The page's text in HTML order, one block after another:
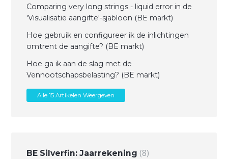
Comparing very long strings - liquid error in de
'Visualisatie aangifte'-sjabloon (BE markt)
Hoe gebruik en configureer ik de inlichtingen
omtrent de aangifte? (BE markt)
Hoe ga ik aan de slag met de
Vennootschapsbelasting? (BE markt)
Alle 15 Artikelen Weergeven
BE Silverfin: Jaarrekening 8